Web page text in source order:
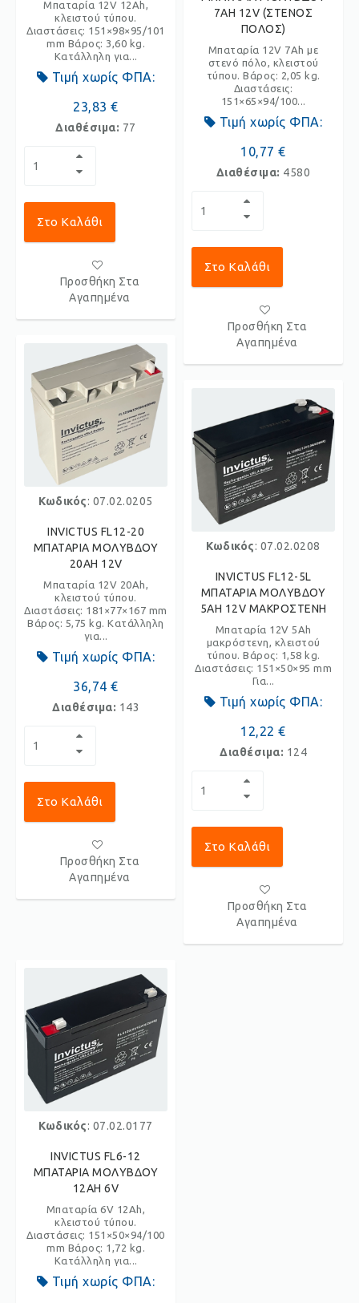
Μπαταρία 12V 12Ah,
κλειστού τύπου.
Διαστάσεις: 151×98×95/101
mm Βάρος: 3,60 kg.
Κατάλληλη για...
Τιμή χωρίς ΦΠΑ:
23,83 €
Διαθέσιμα: 77
Στο Καλάθι
Προσθήκη Στα
Αγαπημένα
Κωδικός: 07.02.0205
INVICTUS FL12-20
ΜΠΑΤΑΡΙΑ ΜΟΛΥΒΔΟΥ
20AH 12V
Μπαταρία 12V 20Ah,
κλειστού τύπου.
Διαστάσεις: 181×77×167 mm
Βάρος: 5,75 kg. Κατάλληλη
για...
Τιμή χωρίς ΦΠΑ:
36,74 €
Διαθέσιμα: 143
Στο Καλάθι
Προσθήκη Στα
Αγαπημένα
7AH 12V (ΣΤΕΝΟΣ
ΠΟΛΟΣ)
Μπαταρία 12V 7Ah με
στενό πόλο, κλειστού
τύπου. Βάρος: 2,05 kg.
Διαστάσεις:
151×65×94/100...
Τιμή χωρίς ΦΠΑ:
10,77 €
Διαθέσιμα: 4580
Στο Καλάθι
Προσθήκη Στα
Αγαπημένα
Κωδικός: 07.02.0208
INVICTUS FL12-5L
ΜΠΑΤΑΡΙΑ ΜΟΛΥΒΔΟΥ
5AH 12V ΜΑΚΡΟΣΤΕΝΗ
Μπαταρία 12V 5Ah
μακρόστενη, κλειστού
τύπου. Βάρος: 1,58 kg.
Διαστάσεις: 151×50×95 mm
Για...
Τιμή χωρίς ΦΠΑ:
12,22 €
Διαθέσιμα: 124
Στο Καλάθι
Προσθήκη Στα
Αγαπημένα
Κωδικός: 07.02.0177
INVICTUS FL6-12
ΜΠΑΤΑΡΙΑ ΜΟΛΥΒΔΟΥ
12AH 6V
Μπαταρία 6V 12Ah,
κλειστού τύπου.
Διαστάσεις: 151×50×94/100
mm Βάρος: 1,72 kg.
Κατάλληλη για...
Τιμή χωρίς ΦΠΑ: